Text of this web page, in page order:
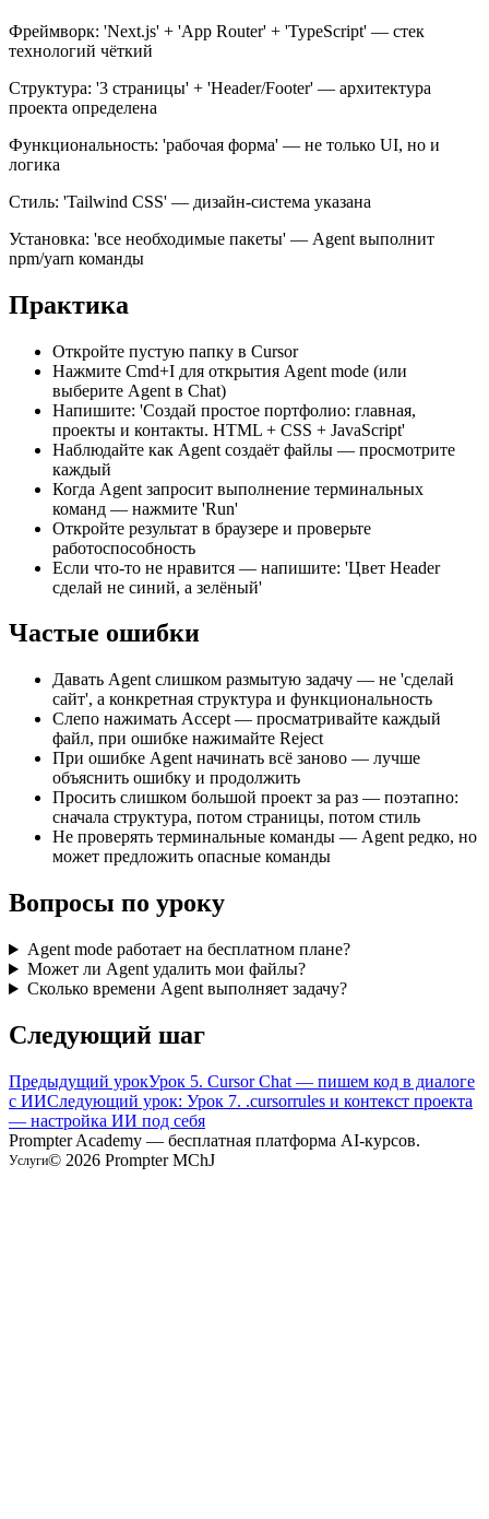
Фреймворк: 'Next.js' + 'App Router' + 'TypeScript' — стек
технологий чёткий
Структура: '3 страницы' + 'Header/Footer' — архитектура
проекта определена
Функциональность: 'рабочая форма' — не только UI, но и
логика
Стиль: 'Tailwind CSS' — дизайн-система указана
Установка: 'все необходимые пакеты' — Agent выполнит
npm/yarn команды
Практика
Откройте пустую папку в Cursor
Нажмите Cmd+I для открытия Agent mode (или
выберите Agent в Chat)
Напишите: 'Создай простое портфолио: главная,
проекты и контакты. HTML + CSS + JavaScript'
Наблюдайте как Agent создаёт файлы — просмотрите
каждый
Когда Agent запросит выполнение терминальных
команд — нажмите 'Run'
Откройте результат в браузере и проверьте
работоспособность
Если что-то не нравится — напишите: 'Цвет Header
сделай не синий, а зелёный'
Частые ошибки
Давать Agent слишком размытую задачу — не 'сделай
сайт', а конкретная структура и функциональность
Слепо нажимать Accept — просматривайте каждый
файл, при ошибке нажимайте Reject
При ошибке Agent начинать всё заново — лучше
объяснить ошибку и продолжить
Просить слишком большой проект за раз — поэтапно:
сначала структура, потом страницы, потом стиль
Не проверять терминальные команды — Agent редко, но
может предложить опасные команды
Вопросы по уроку
Agent mode работает на бесплатном плане?
Может ли Agent удалить мои файлы?
Сколько времени Agent выполняет задачу?
Следующий шаг
Предыдущий урокУрок 5. Cursor Chat — пишем код в диалоге
с ИИСледующий урок: Урок 7. .cursorrules и контекст проекта
— настройка ИИ под себя
Prompter Academy — бесплатная платформа AI-курсов.
Услуги© 2026 Prompter MChJ